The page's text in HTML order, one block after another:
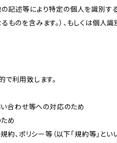
記述等により特定の個人を識別す
ものを含みます。）、もしくは個人
で利用致します。
い合わせ等への対応のため
め
約、ポリシー等（以下「規約等」と